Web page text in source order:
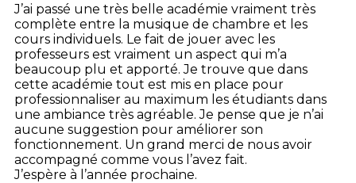
J’ai passé une très belle académie vraiment très
complète entre la musique de chambre et les
cours individuels. Le fait de jouer avec les
professeurs est vraiment un aspect qui m’a
beaucoup plu et apporté. Je trouve que dans
cette académie tout est mis en place pour
professionnaliser au maximum les étudiants dans
une ambiance très agréable. Je pense que je n’ai
aucune suggestion pour améliorer son
fonctionnement. Un grand merci de nous avoir
accompagné comme vous l’avez fait.
J’espère à l’année prochaine.